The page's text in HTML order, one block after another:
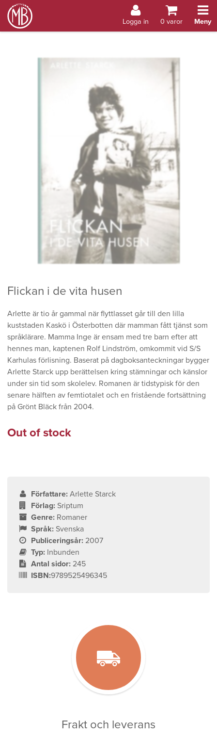
Åland
Logga in 0 varor Meny
Flickan i de vita husen
Arlette är tio år gammal när flyttlasset går till den lilla
kuststaden Kaskö i Österbotten där mamman fått tjänst som
språklärare. Mamma Inge är ensam med tre barn efter att
hennes man, kaptenen Rolf Lindström, omkommit vid S/S
Karhulas förlisning. Baserat på dagboksanteckningar bygger
Arlette Starck upp berättelsen kring stämningar och känslor
under sin tid som skolelev. Romanen är tidstypisk för den
senare hälften av femtiotalet och en fristående fortsättning
på Grönt Bläck från 2004.
Out of stock
Författare: Arlette Starck
Förlag: Sriptum
Genre: Romaner
Språk: Svenska
Publiceringsår: 2007
Typ: Inbunden
Antal sidor: 245
ISBN:9789525496345
Frakt och leverans